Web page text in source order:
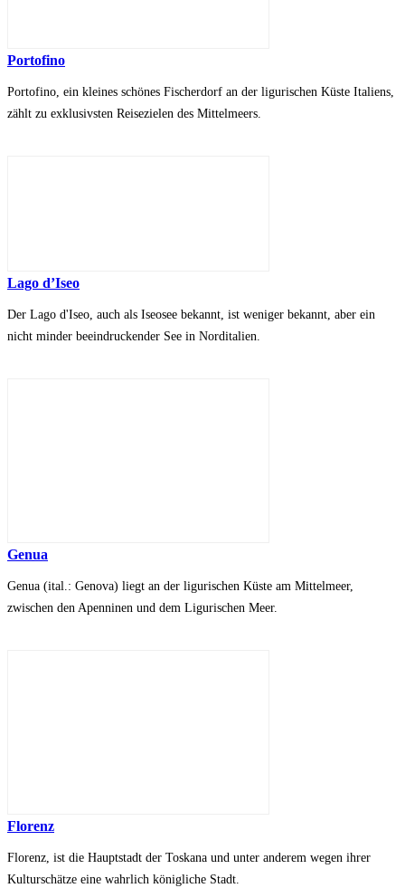
Portofino
Portofino, ein kleines schönes Fischerdorf an der ligurischen Küste Italiens,
zählt zu exklusivsten Reisezielen des Mittelmeers.
Lago d’Iseo
Der Lago d'Iseo, auch als Iseosee bekannt, ist weniger bekannt, aber ein
nicht minder beeindruckender See in Norditalien.
Genua
Genua (ital.: Genova) liegt an der ligurischen Küste am Mittelmeer,
zwischen den Apenninen und dem Ligurischen Meer.
Florenz
Florenz, ist die Hauptstadt der Toskana und unter anderem wegen ihrer
Kulturschätze eine wahrlich königliche Stadt.